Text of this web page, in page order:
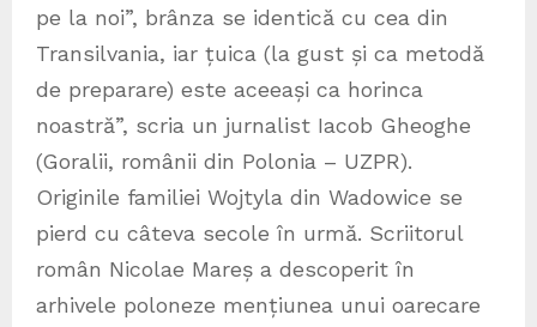
pe la noi”, brânza se identică cu cea din
Transilvania, iar țuica (la gust și ca metodă
de preparare) este aceeași ca horinca
noastră”, scria un jurnalist Iacob Gheoghe
(Goralii, românii din Polonia – UZPR).
Originile familiei Wojtyla din Wadowice se
pierd cu câteva secole în urmă. Scriitorul
român Nicolae Mareș a descoperit în
arhivele poloneze mențiunea unui oarecare